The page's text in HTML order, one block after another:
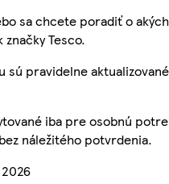
sa chcete poradiť o
Tesco.
sú pravidelne
iba pre osobnú
náležitého potvrdenia.
2026